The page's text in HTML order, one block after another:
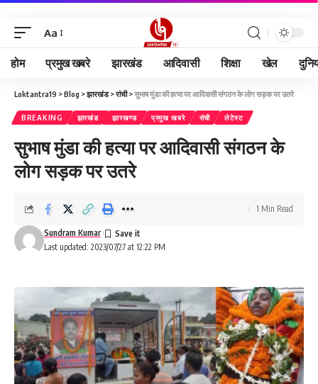
Aa
होम प्रमुख खबरे झारखंड आदिवासी शिक्षा खेल
Loktantra19 >Blog >झारखंड>रांची>सुभाष मुंडा की हत्या पर आदिवासी संगठन के लोग सड़क पर उतरे
BREAKING झारखंड झारखण्ड प्रमुख खबरे रांची लेटेस्ट
सुभाष मुंडा की हत्या पर आदिवासी संगठन के
लोग सड़क पर उतरे
Last updated: 2023/07/27 at 12:22 PM
Sundram Kumar
1 Min Read